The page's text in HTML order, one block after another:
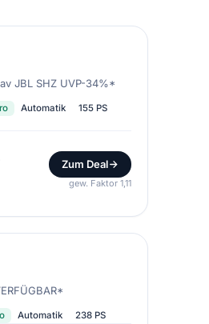
JBL SHZ UVP-34%*
Automatik 155 PS
Zum Deal
gew. Faktor 1,11
Automatik 238 PS